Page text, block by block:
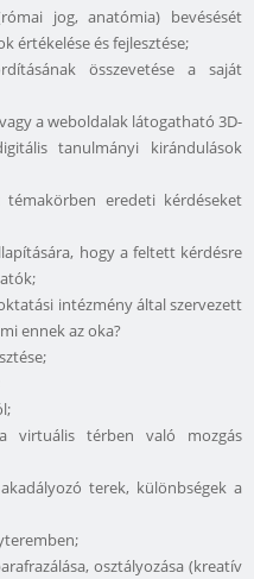
jog, anatómia) bevésését
értékelése és fejlesztése;
összevetése a saját
a weboldalak látogatható 3D-
tanulmányi kirándulások
eredeti kérdéseket
hogy a feltett kérdésre
intézmény által szervezett
ennek az oka?
térben való mozgás
terek, különbségek a
osztályozása (kreatív